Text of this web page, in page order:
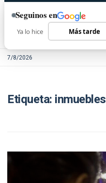
7/8/2026
Etiqueta: inmuebles
Seguinos en
Ya lo hice Más tarde